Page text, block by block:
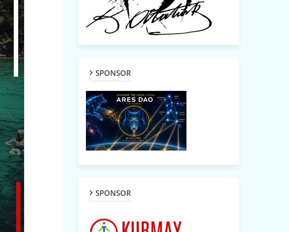
SPONSOR
SPONSOR